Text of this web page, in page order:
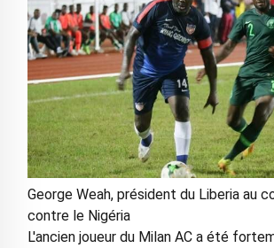
George Weah, président du Liberia au
contre le Nigéria
L'ancien joueur du Milan AC a été